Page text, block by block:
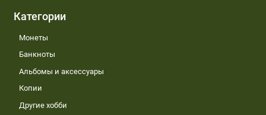
Категории
Монеты
Банкноты
Альбомы и аксессуары
Копии
Другие хобби